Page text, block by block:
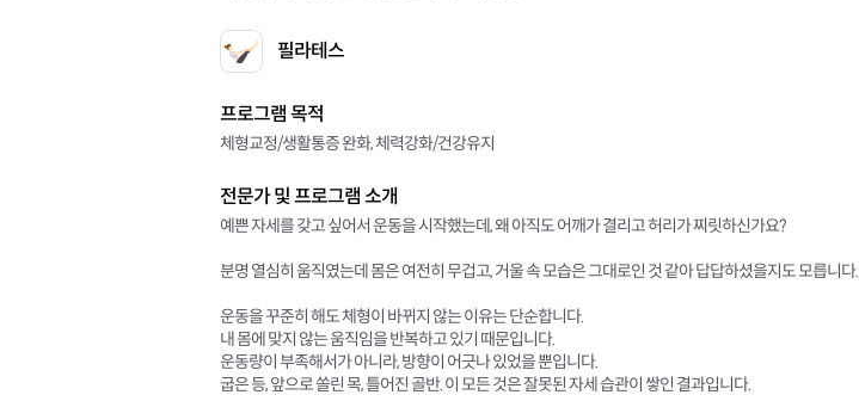
필라테스
프로그램 목적
체형교정/생활통증 완화, 체력강화/건강유지
전문가 및 프로그램 소개
예쁜 자세를 갖고 싶어서 운동을 시작했는데, 왜 아직도 어깨가 결리고 허리가 찌릿하신가요?
분명 열심히 움직였는데 몸은 여전히 무겁고, 거울 속 모습은 그대로인 것 같아 답답하셨을지도 모릅니다.
운동을 꾸준히 해도 체형이 바뀌지 않는 이유는 단순합니다.
내 몸에 맞지 않는 움직임을 반복하고 있기 때문입니다.
운동량이 부족해서가 아니라, 방향이 어긋나 있었을 뿐입니다.
굽은 등, 앞으로 쏠린 목, 틀어진 골반. 이 모든 것은 잘못된 자세 습관이 쌓인 결과입니다.